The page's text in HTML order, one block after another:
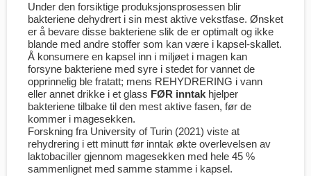
Under den forsiktige produksjonsprosessen blir
bakteriene dehydrert i sin mest aktive vekstfase. Ønsket
er å bevare disse bakteriene slik de er optimalt og ikke
blande med andre stoffer som kan være i kapsel-skallet.
Å konsumere en kapsel inn i miljøet i magen kan
forsyne bakteriene med syre i stedet for vannet de
opprinnelig ble fratatt; mens REHYDRERING i vann
eller annet drikke i et glass FØR inntak hjelper
bakteriene tilbake til den mest aktive fasen, før de
kommer i magesekken.
Forskning fra University of Turin (2021) viste at
rehydrering i ett minutt før inntak økte overlevelsen av
laktobaciller gjennom magesekken med hele 45 %
sammenlignet med samme stamme i kapsel.